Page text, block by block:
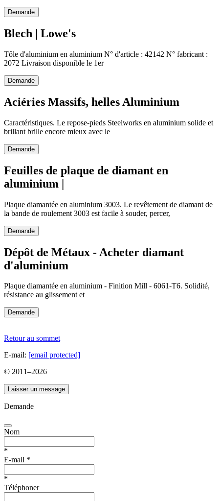
Demande
Blech | Lowe's
Tôle d'aluminium en aluminium N° d'article : 42142 N° fabricant :
2072 Livraison disponible le 1er
Demande
Aciéries Massifs, helles Aluminium
Caractéristiques. Le repose-pieds Steelworks en aluminium solide et
brillant brille encore mieux avec le
Demande
Feuilles de plaque de diamant en
aluminium |
Plaque diamantée en aluminium 3003. Le revêtement de diamant de
la bande de roulement 3003 est facile à souder, percer,
Demande
Dépôt de Métaux - Acheter diamant
d'aluminium
Plaque diamantée en aluminium - Finition Mill - 6061-T6. Solidité,
résistance au glissement et
Demande
Retour au sommet
E-mail: [email protected]
© 2011–2026
Laisser un message
Demande
Nom
*
E-mail *
*
Téléphoner